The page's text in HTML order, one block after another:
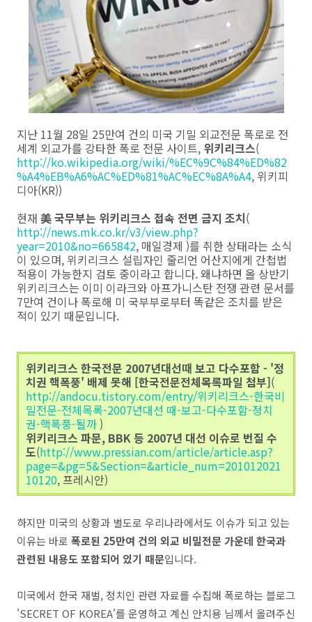
지난 11월 28일 25만여 건의 미국 기밀 외교전문 폭로로 전
세계 외교가를 강타한 폭로 전문 사이트, 위키리크스(
http://ko.wikipedia.org/wiki/%EC%9C%84%ED%82
%A4%EB%A6%AC%ED%81%AC%EC%8A%A4, 위키피
디아(KR))
현재 美 국무부는 위키리크스 접속 전면 금지 조치(
http://news.mk.co.kr/v3/view.php?
year=2010&no=665842, 매일경제 )를 취한 상태라는 소식
이 있으며, 위키리크스 설립자인 줄리언 어산지에게 간첩법
적용이 가능한지 검토 중이라고 합니다. 왜냐하면 올 상반기
위키리크스는 이미 이라크와 아프가니스탄 전쟁 관련 문서를
7만여 건이나 폭로해 미 국부부로부터 똑같은 조치를 받은
적이 있기 때문입니다.
위키리크스 한국전문 2007년대선때 보고 다수포함 - '정
치권 핵폭풍' 배제 못해 [한국전문전체목록파일 첨부](
http://andocu.tistory.com/entry/위키리크스-한국비
밀전문-전체목록-2007년대선 때-보고-다수포함-정치
권-핵폭풍-될까 )
위키리크스 파문, BBK 등 2007년 대선 이슈로 번질 수
도(http://www.pressian.com/article/article.asp?
page=&pg=5&Section=&article_num=201012021
10120, 프레시안)
하지만 미국의 상황과 별도로 우리나라에서도 이슈가 되고 있는
이유는 바로 폭로된 25만여 건의 외교 비밀전문 가운데 한국과
관련된 내용도 포함되어 있기 때문입니다.
미국에서 한국 재벌, 정치인 관련 자료를 수집해 폭로하는 블로그
'SECRET OF KOREA'를 운영하고 계신 안치용 님께서 올려주신